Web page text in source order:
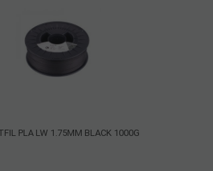
PLA LW 1.75MM BLACK 1000G